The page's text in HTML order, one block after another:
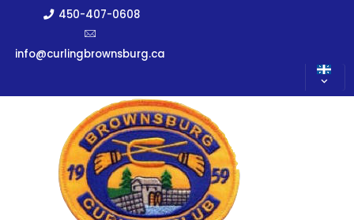
450-407-0608
info@curlingbrownsburg.ca